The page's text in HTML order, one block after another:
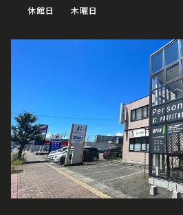
休館日
木曜日